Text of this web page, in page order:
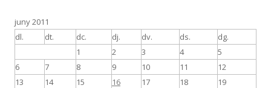
juny 2011
dl.
dt. dc. dj. dv. ds. dg.
1 2 3 4
5
6
7 8 9 10 11
12
13
14 15 16 17 18
19